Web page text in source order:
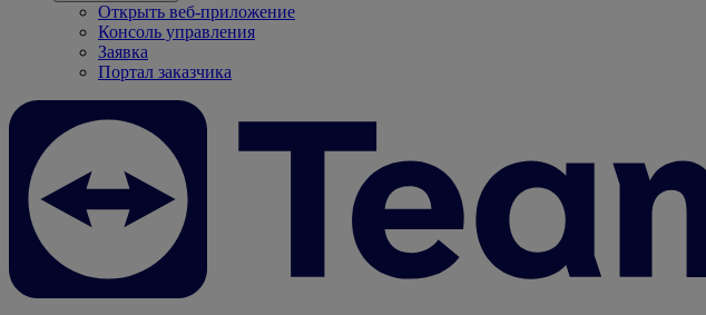
Открыть веб-приложение
Консоль управления
Заявка
Портал заказчика